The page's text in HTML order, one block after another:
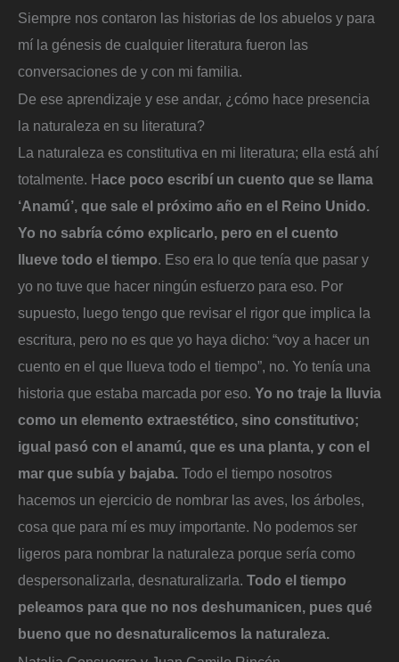
Siempre nos contaron las historias de los abuelos y para
mí la génesis de cualquier literatura fueron las
conversaciones de y con mi familia.
De ese aprendizaje y ese andar, ¿cómo hace presencia
la naturaleza en su literatura?
La naturaleza es constitutiva en mi literatura; ella está ahí
totalmente. Hace poco escribí un cuento que se llama
‘Anamú’, que sale el próximo año en el Reino Unido.
Yo no sabría cómo explicarlo, pero en el cuento
llueve todo el tiempo. Eso era lo que tenía que pasar y
yo no tuve que hacer ningún esfuerzo para eso. Por
supuesto, luego tengo que revisar el rigor que implica la
escritura, pero no es que yo haya dicho: “voy a hacer un
cuento en el que llueva todo el tiempo”, no. Yo tenía una
historia que estaba marcada por eso. Yo no traje la lluvia
como un elemento extraestético, sino constitutivo;
igual pasó con el anamú, que es una planta, y con el
mar que subía y bajaba. Todo el tiempo nosotros
hacemos un ejercicio de nombrar las aves, los árboles,
cosa que para mí es muy importante. No podemos ser
ligeros para nombrar la naturaleza porque sería como
despersonalizarla, desnaturalizarla. Todo el tiempo
peleamos para que no nos deshumanicen, pues qué
bueno que no desnaturalicemos la naturaleza.